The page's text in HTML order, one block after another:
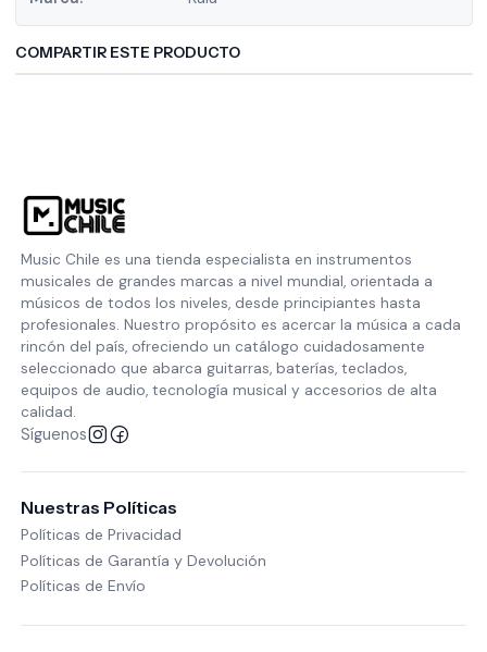
COMPARTIR ESTE PRODUCTO
Music Chile es una tienda especialista en instrumentos
musicales de grandes marcas a nivel mundial, orientada a
músicos de todos los niveles, desde principiantes hasta
profesionales. Nuestro propósito es acercar la música a cada
rincón del país, ofreciendo un catálogo cuidadosamente
seleccionado que abarca guitarras, baterías, teclados,
equipos de audio, tecnología musical y accesorios de alta
calidad.
Síguenos
Nuestras Políticas
Políticas de Privacidad
Políticas de Garantía y Devolución
Políticas de Envío